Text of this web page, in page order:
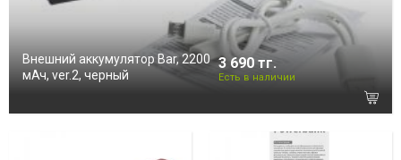
Внешний аккумулятор Bar, 2200
мАч, ver.2, черный
3 690 тг.
Есть в наличии